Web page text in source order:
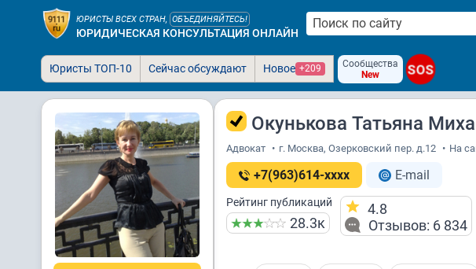
ЮРИСТЫ ВСЕХ СТРАН, ОБЪЕДИНЯЙТЕСЬ!
ЮРИДИЧЕСКАЯ КОНСУЛЬТАЦИЯ ОНЛАЙН
Юристы ТОП-10 Сейчас обсуждают Новое +209
Сообщества
New
SOS
Окунькова Татьяна
Адвокат • г. Москва, Озерковский пер. д.12 • На
+7(963)614-xxxx E-mail
Рейтинг публикаций
28.3к
4.8
Отзывов: 6 834